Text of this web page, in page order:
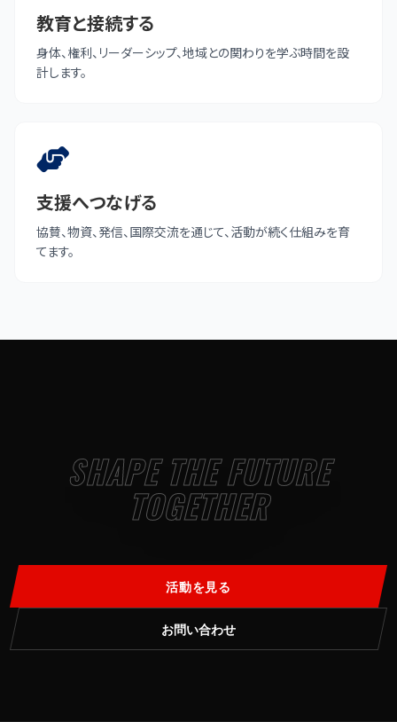
教育と接続する
身体、権利、リーダーシップ、地域との関わりを学ぶ時間を設
計します。
支援へつなげる
協賛、物資、発信、国際交流を通じて、活動が続く仕組みを育
てます。
SHAPE THE FUTURE
TOGETHER
活動を見る
お問い合わせ